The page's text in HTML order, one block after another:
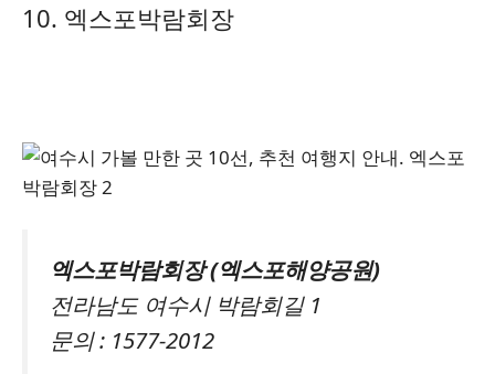
10. 엑스포박람회장
엑스포박람회장 (엑스포해양공원)
전라남도 여수시 박람회길 1
문의 : 1577-2012